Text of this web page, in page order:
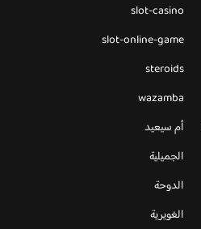
slot-casino
slot-online-game
steroids
wazamba
أم سيعيد
الجميلية
الدوحة
الغويرية